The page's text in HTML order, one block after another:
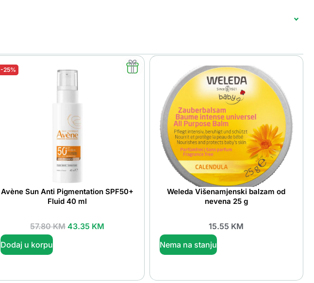
-25%
Avène Sun Anti Pigmentation SPF50+
Fluid 40 ml
57.80KM 43.35 KM
Dodaj u korpu
Weleda Višenamjenski balzam od
nevena 25 g
15.55 KM
Nema na stanju